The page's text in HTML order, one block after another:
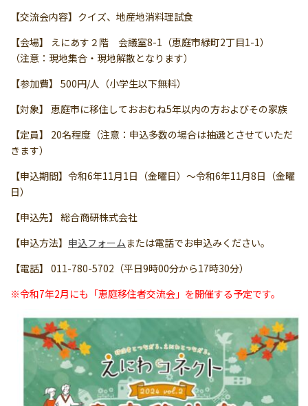
【交流会内容】クイズ、地産地消料理試食
【会場】 えにあす２階 会議室8-1（恵庭市緑町2丁目1-1）
（注意：現地集合・現地解散となります）
【参加費】 500円/人（小学生以下無料）
【対象】 恵庭市に移住しておおむね5年以内の方およびその家族
【定員】 20名程度（注意：申込多数の場合は抽選とさせていただ
きます）
【申込期間】令和6年11月1日（金曜日）～令和6年11月8日（金曜
日）
【申込先】 総合商研株式会社
【申込方法】 申込フォームまたは電話でお申込みください。
【電話】 011-780-5702（平日9時00分から17時30分）
※令和7年2月にも「恵庭移住者交流会」を開催する予定です。